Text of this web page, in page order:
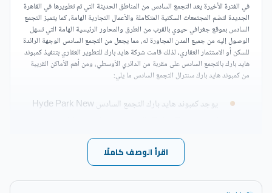
في الفترة الأخيرة يعد التجمع السادس من المناطق الحديثة التي تم تطويرها في القاهرة
الجديدة لتضم المجتمعات السكنية المتكاملة والأعمال التجارية الهامة، كما يتميز التجمع
السادس بموقع جغرافي حيوي بالقرب من الطرق والمحاور الرئيسية الهامة التي تسهل
الوصول إليه من جميع المدن المجاورة له، مما يجعل من التجمع السادس الوجهة الرائدة
للسكن أو الاستثمار العقاري، لذلك قامت شركة هايد بارك للتطوير العقاري بتنفيذ كمبوند
هايد بارك بالتجمع السادس على مقربة من الدائري الأوسطي، ومن أهم الأماكن القريبة
من كمبوند هايد بارك سنترال التجمع السادس ما يلي:
يوجد كمبوند هايد بارك التجمع السادس Hyde Park New
وميفيدا والباتيو فيدا لافيستا وكمبوند كريسنت ووك.
إمكانية الوصول إلى كمبوند هايد بارك سنترال القاهرة الجديدة
اقرأ الوصف كاملًا